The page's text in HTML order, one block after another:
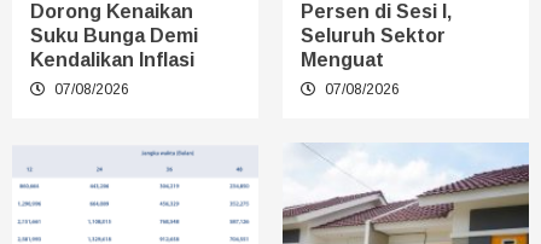
Dorong Kenaikan
Suku Bunga Demi
Kendalikan Inflasi
07/08/2026
Persen di Sesi I,
Seluruh Sektor
Menguat
07/08/2026